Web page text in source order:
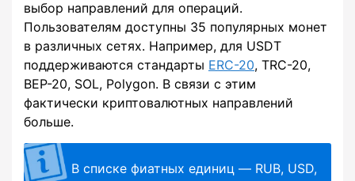
выбор направлений для операций.
Пользователям доступны 35 популярных монет
в различных сетях. Например, для USDT
поддерживаются стандарты ERC-20, TRC-20,
BEP-20, SOL, Polygon. В связи с этим
фактически криптовалютных направлений
больше.
В списке фиатных единиц — RUB, USD,